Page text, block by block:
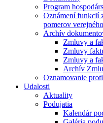
Program
Oznámení funkcií
pomerov
Archív
Zmluvy a
Zmluvy
Zmluvy a
Archív
Oznamovanie
Udalosti
Aktuality
Podujatia
Kalendár